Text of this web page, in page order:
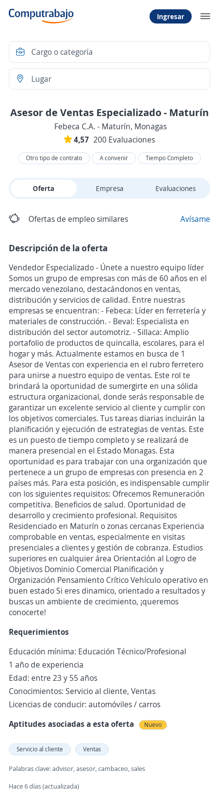
Ingresar
Asesor de Ventas Especializado - Maturín
Febeca C.A. - Maturín, Monagas
4,57 200 Evaluaciones
Otro tipo de contrato A convenir Tiempo Completo
Oferta Empresa Evaluaciones
Ofertas de empleo similares Avísame
Descripción de la oferta
Vendedor Especializado - Únete a nuestro equipo líder
Somos un grupo de empresas con más de 60 años en el
mercado venezolano, destacándonos en ventas,
distribución y servicios de calidad. Entre nuestras
empresas se encuentran: - Febeca: Líder en ferretería y
materiales de construcción. - Beval: Especialista en
distribución del sector automotriz. - Sillaca: Amplio
portafolio de productos de quincalla, escolares, para el
hogar y más. Actualmente estamos en busca de 1
Asesor de Ventas con experiencia en el rubro ferretero
para unirse a nuestro equipo de ventas. Este rol te
brindará la oportunidad de sumergirte en una sólida
estructura organizacional, donde serás responsable de
garantizar un excelente servicio al cliente y cumplir con
los objetivos comerciales. Tus tareas diarias incluirán la
planificación y ejecución de estrategias de ventas. Este
es un puesto de tiempo completo y se realizará de
manera presencial en el Estado Monagas. Esta
oportunidad es para trabajar con una organización que
pertenece a un grupo de empresas con presencia en 2
países más. Para esta posición, es indispensable cumplir
con los siguientes requisitos: Ofrecemos Remuneración
competitiva. Beneficios de salud. Oportunidad de
desarrollo y crecimiento profesional. Requisitos
Residenciado en Maturín o zonas cercanas Experiencia
comprobable en ventas, especialmente en visitas
presenciales a clientes y gestión de cobranza. Estudios
superiores en cualquier área Orientación al Logro de
Objetivos Dominio Comercial Planificación y
Organización Pensamiento Crítico Vehículo operativo en
buen estado Si eres dinamico, orientado a resultados y
buscas un ambiente de crecimiento, ¡queremos
conocerte!
Requerimientos
Educación mínima: Educación Técnico/Profesional
1 año de experiencia
Edad: entre 23 y 55 años
Conocimientos: Servicio al cliente, Ventas
Licencias de conducir: automóviles / carros
Aptitudes asociadas a esta oferta
Nuevo
Servicio al cliente Ventas
Palabras clave: advisor, asesor, cambaceo, sales
Hace 6 días (actualizada)